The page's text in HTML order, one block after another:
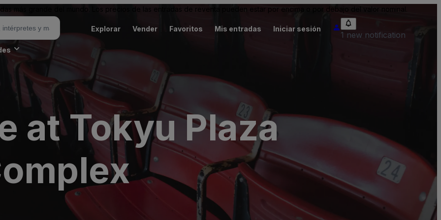
más grande del mundo. Los precios de las entradas de reventa pueden estar por encima o por debajo del valor nominal.
Explorar Vender Favoritos Mis entradas Iniciar sesión
1 new notification
at Tokyu Plaza